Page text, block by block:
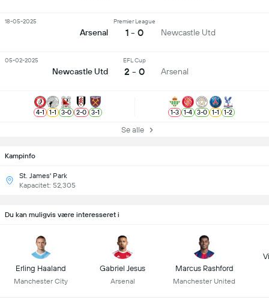
Kampinfo
St. James' Park
Kapacitet: 52,305
Arsenal
Premier League
1 - 0 Newcastle Utd
18-05-2025
Newcastle Utd
EFL Cup
2 - 0 Arsenal
05-02-2025
4-1 1-1 3-0 2-0 3-1 1-3 1-4 3-0 1-1 1-2
Se alle
Du kan muligvis være interesseret i
Erling Haaland
Manchester City
Gabriel Jesus
Arsenal
Marcus Rashford
Manchester United